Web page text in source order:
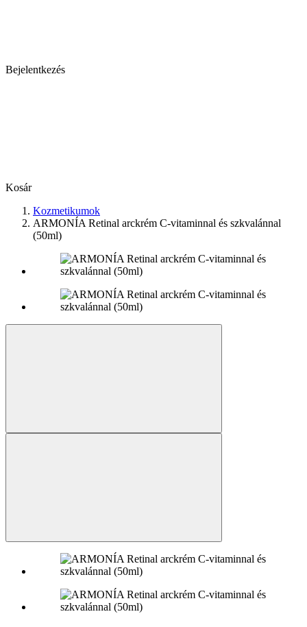
Bejelentkezés
Kosár
Kozmetikumok
ARMONÍA Retinal arckrém C-vitaminnal és szkvalánnal
(50ml)